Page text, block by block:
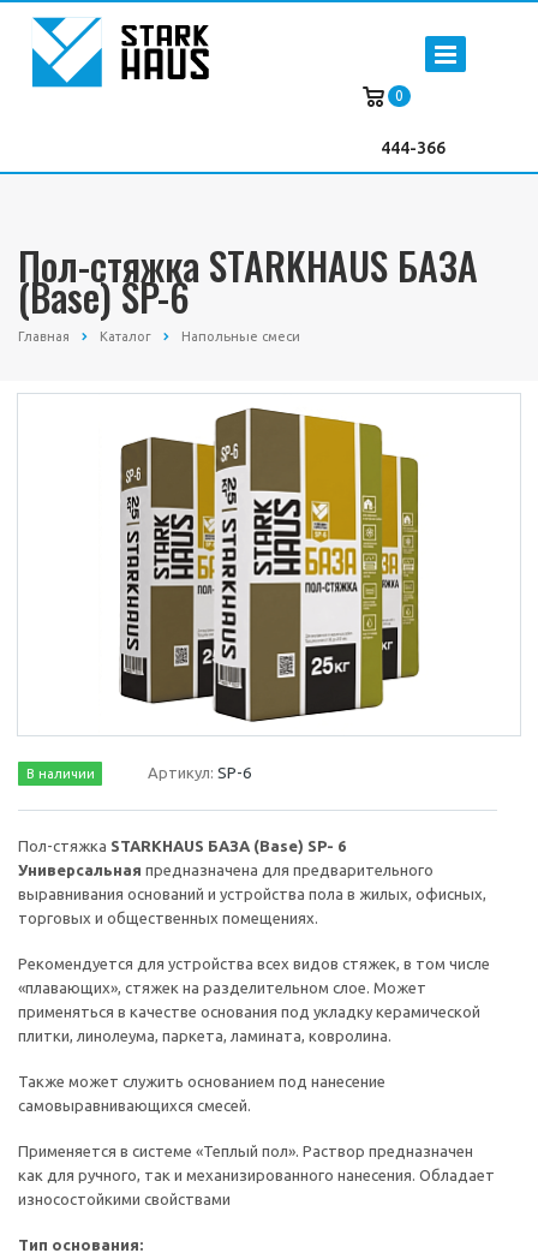
0
444-366
Пол-стяжка STARKHAUS БАЗА
(Base) SP-6
Главная Каталог Напольные смеси
В наличии Артикул:SP-6
Пол-стяжка STARKHAUS БАЗА (Base) SP- 6
Универсальная предназначена для предварительного
выравнивания оснований и устройства пола в жилых, офисных,
торговых и общественных помещениях.
Рекомендуется для устройства всех видов стяжек, в том числе
«плавающих», стяжек на разделительном слое. Может
применяться в качестве основания под укладку керамической
плитки, линолеума, паркета, ламината, ковролина.
Также может служить основанием под нанесение
самовыравнивающихся смесей.
Применяется в системе «Теплый пол». Раствор предназначен
как для ручного, так и механизированного нанесения. Обладает
износостойкими свойствами
Тип основания: